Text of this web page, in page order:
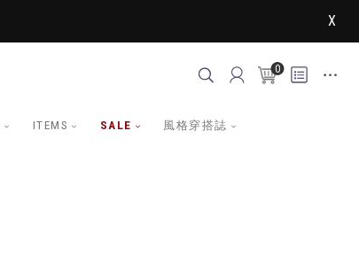
X
0
ITEMS SALE 風格穿搭誌